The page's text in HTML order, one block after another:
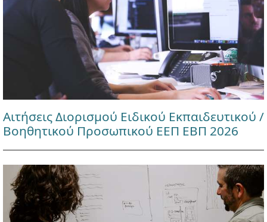
Αιτήσεις Διορισμού Ειδικού Εκπαιδευτικού /
Βοηθητικού Προσωπικού ΕΕΠ ΕΒΠ 2026